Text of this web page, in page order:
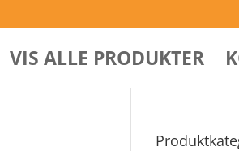
VIS ALLE PRODUKTER